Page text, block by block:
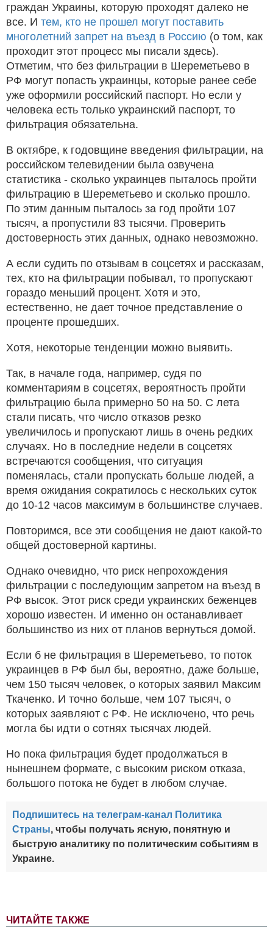
ЧИТАЙТЕ ТАКЖЕ
граждан Украины, которую проходят далеко не
все. И тем, кто не прошел могут поставить
многолетний запрет на въезд в Россию (о том, как
проходит этот процесс мы писали здесь).
Отметим, что без фильтрации в Шереметьево в
РФ могут попасть украинцы, которые ранее себе
уже оформили российский паспорт. Но если у
человека есть только украинский паспорт, то
фильтрация обязательна.
В октябре, к годовщине введения фильтрации, на
российском телевидении была озвучена
статистика - сколько украинцев пыталось пройти
фильтрацию в Шереметьево и сколько прошло.
По этим данным пыталось за год пройти 107
тысяч, а пропустили 83 тысячи. Проверить
достоверность этих данных, однако невозможно.
А если судить по отзывам в соцсетях и рассказам,
тех, кто на фильтрации побывал, то пропускают
гораздо меньший процент. Хотя и это,
естественно, не дает точное представление о
проценте прошедших.
Хотя, некоторые тенденции можно выявить.
Так, в начале года, например, судя по
комментариям в соцсетях, вероятность пройти
фильтрацию была примерно 50 на 50. С лета
стали писать, что число отказов резко
увеличилось и пропускают лишь в очень редких
случаях. Но в последние недели в соцсетях
встречаются сообщения, что ситуация
поменялась, стали пропускать больше людей, а
время ожидания сократилось с нескольких суток
до 10-12 часов максимум в большинстве случаев.
Повторимся, все эти сообщения не дают какой-то
общей достоверной картины.
Однако очевидно, что риск непрохождения
фильтрации с последующим запретом на въезд в
РФ высок. Этот риск среди украинских беженцев
хорошо известен. И именно он останавливает
большинство из них от планов вернуться домой.
Если б не фильтрация в Шереметьево, то поток
украинцев в РФ был бы, вероятно, даже больше,
чем 150 тысяч человек, о которых заявил Максим
Ткаченко. И точно больше, чем 107 тысяч, о
которых заявляют с РФ. Не исключено, что речь
могла бы идти о сотнях тысячах людей.
Но пока фильтрация будет продолжаться в
нынешнем формате, с высоким риском отказа,
большого потока не будет в любом случае.
Подпишитесь на телеграм-канал Политика
Страны, чтобы получать ясную, понятную и
быструю аналитику по политическим событиям в
Украине.